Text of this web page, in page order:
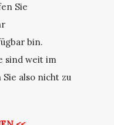
Sie
bin.
sind weit im
Sie also nicht zu